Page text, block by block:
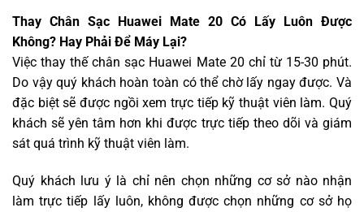
Thay Chân Sạc Huawei Mate 20 Có Lấy Luôn Được
Không? Hay Phải Để Máy Lại?
Việc thay thế chân sạc Huawei Mate 20 chỉ từ 15-30 phút.
Do vậy quý khách hoàn toàn có thể chờ lấy ngay được. Và
đặc biệt sẽ được ngồi xem trực tiếp kỹ thuật viên làm. Quý
khách sẽ yên tâm hơn khi được trực tiếp theo dõi và giám
sát quá trình kỹ thuật viên làm.
Quý khách lưu ý là chỉ nên chọn những cơ sở nào nhận
làm trực tiếp lấy luôn, không được chọn những cơ sở họ